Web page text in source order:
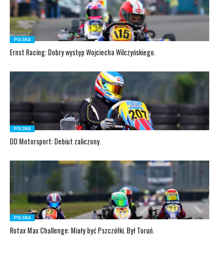
POLSKA
Ernst Racing: Dobry występ Wojciecha Wilczyńskiego.
POLSKA
DD Motorsport: Debiut zaliczony.
POLSKA
Rotax Max Challenge: Miały być Pszczółki. Był Toruń.